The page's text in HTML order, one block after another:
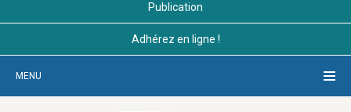
Publication
Adhérez en ligne !
MENU